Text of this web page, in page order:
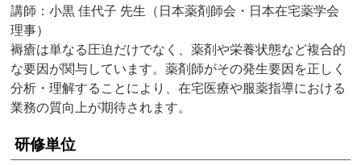
講師：小黒 佳代子 先生（日本薬剤師会・日本在宅薬学会
理事）
褥瘡は単なる圧迫だけでなく、薬剤や栄養状態など複合的
な要因が関与しています。薬剤師がその発生要因を正しく
分析・理解することにより、在宅医療や服薬指導における
業務の質向上が期待されます。
研修単位